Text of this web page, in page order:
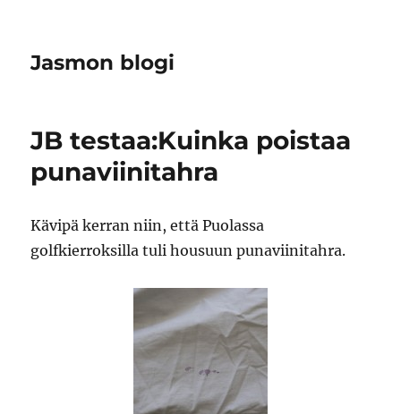
Jasmon blogi
JB testaa:Kuinka poistaa
punaviinitahra
Kävipä kerran niin, että Puolassa
golfkierroksilla tuli housuun punaviinitahra.